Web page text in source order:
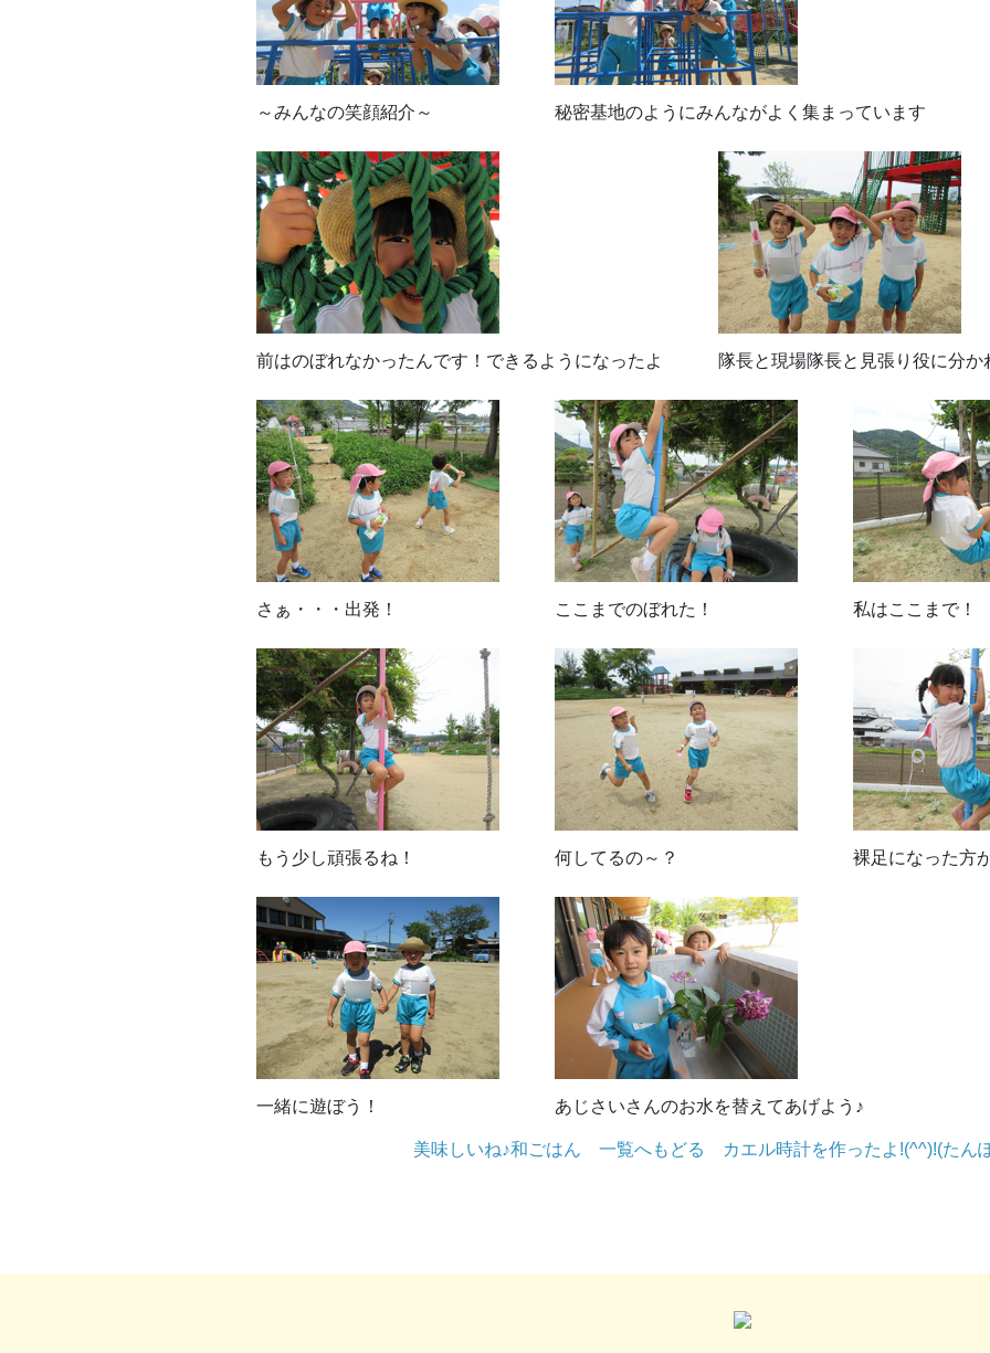
～みんなの笑顔紹介～ 秘密基地のようにみんながよく集まっています
前はのぼれなかったんです！できるようになったよ 隊長と現場隊長と見張り役に分か
さぁ・・・出発！ ここまでのぼれた！ 私はここまで！
もう少し頑張るね！ 何してるの～？ 裸足になった方
一緒に遊ぼう！ あじさいさんのお水を替えてあげよう♪
美味しいね♪和ごはん 一覧へもどる カエル時計を作ったよ!(^^)!(たん